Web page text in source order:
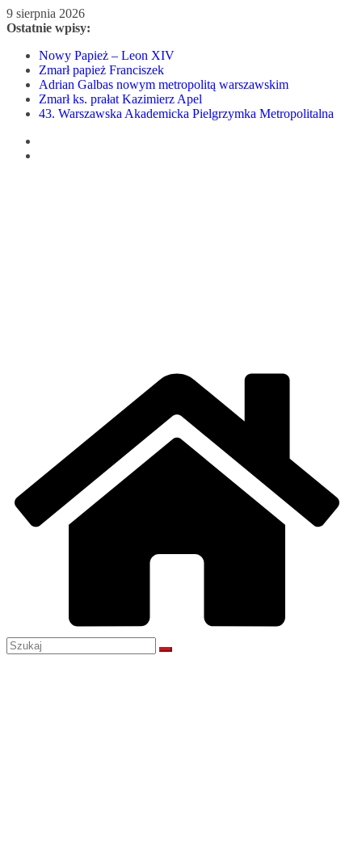
Przejdź
do
9 sierpnia 2026
Ostatnie wpisy:
Nowy Papież – Leon XIV
Zmarł papież Franciszek
Adrian Galbas nowym metropolitą warszawskim
Zmarł ks. prałat Kazimierz Apel
43. Warszawska Akademicka Pielgrzymka Metropolitalna